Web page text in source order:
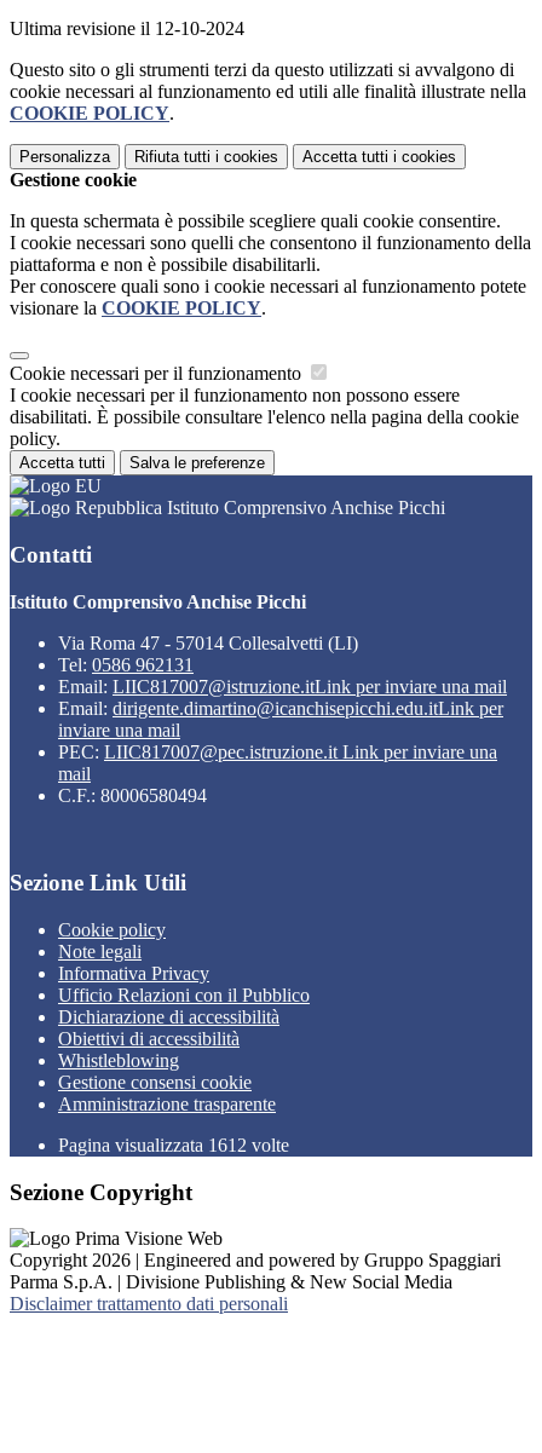
Ultima revisione il 12-10-2024
Questo sito o gli strumenti terzi da questo utilizzati si avvalgono di
cookie necessari al funzionamento ed utili alle finalità illustrate nella
COOKIE POLICY.
Personalizza Rifiuta tutti i cookies Accetta tutti i cookies
Gestione cookie
In questa schermata è possibile scegliere quali cookie consentire.
I cookie necessari sono quelli che consentono il funzionamento della
piattaforma e non è possibile disabilitarli.
Per conoscere quali sono i cookie necessari al funzionamento potete
visionare la COOKIE POLICY.
Cookie necessari per il funzionamento
I cookie necessari per il funzionamento non possono essere
disabilitati. È possibile consultare l'elenco nella pagina della cookie
policy.
Accetta tutti Salva le preferenze
Istituto Comprensivo Anchise Picchi
Contatti
Istituto Comprensivo Anchise Picchi
Via Roma 47 - 57014 Collesalvetti (LI)
Tel: 0586 962131
Email: LIIC817007@istruzione.itLink per inviare una mail
Email: dirigente.dimartino@icanchisepicchi.edu.itLink per
inviare una mail
PEC: LIIC817007@pec.istruzione.it Link per inviare una
mail
C.F.: 80006580494
Sezione Link Utili
Cookie policy
Note legali
Informativa Privacy
Ufficio Relazioni con il Pubblico
Dichiarazione di accessibilità
Obiettivi di accessibilità
Whistleblowing
Gestione consensi cookie
Amministrazione trasparente
Pagina visualizzata 1612 volte
Sezione Copyright
Copyright 2026 | Engineered and powered by Gruppo Spaggiari
Parma S.p.A. | Divisione Publishing & New Social Media
Disclaimer trattamento dati personali